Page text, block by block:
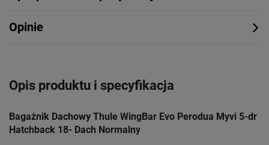
Opinie
Opis produktu i specyfikacja
Bagażnik Dachowy Thule WingBar Evo Perodua Myvi 5-dr
Hatchback 18- Dach Normalny